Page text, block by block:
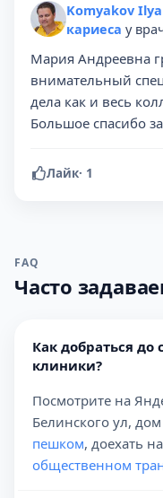
Komyakov Ilya
кариеса у
Мария Андреевна
внимательный
дела как и весь
Большое спасибо
Лайк· 1
FAQ
Часто
Как добраться до
клиники?
Посмотрите на
Белинского ул,
пешком, доехать на
общественном